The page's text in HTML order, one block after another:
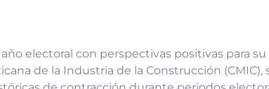
electoral con perspectivas positivas para
de la Industria de la Construcción